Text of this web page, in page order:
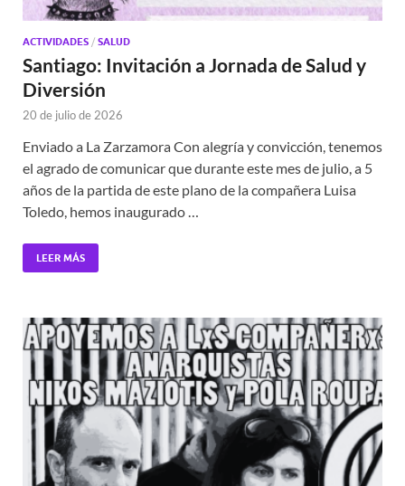
ACTIVIDADES / SALUD
Santiago: Invitación a Jornada de Salud y
Diversión
20 de julio de 2026
Enviado a La Zarzamora Con alegría y convicción, tenemos
el agrado de comunicar que durante este mes de julio, a 5
años de la partida de este plano de la compañera Luisa
Toledo, hemos inaugurado …
LEER MÁS